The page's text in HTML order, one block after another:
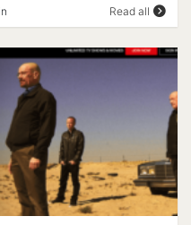
enable frps 使用以下命
以下命令停止应用
查看应用的日志
1、Windows 系统 下载
download/v0.51.
解压缩并编辑frpc.ini，
= xx.xx.xx.xx
务 执行以下命令： cd
d mydomain.com --
目录生成 所需证书 注：
托管在中国大陆服务器上
，80 端口处于禁用状
域名所有权。 证书配置
.acme.sh/ 导出证书 使用
file：私钥位置 –
：重载命令 .acme.sh
>>
>> /etc/sysctl.conf
# reload sysctl 如果
启下. 查看 IPv6 信息 ip
ipv6.ip.sb IPv6 缺点 启
用 IPv6, IPv6 的线路质量
支持 IPv6. IPv6 用处 突破
ipv4 被封, 或者用 ipv6 解
Read all